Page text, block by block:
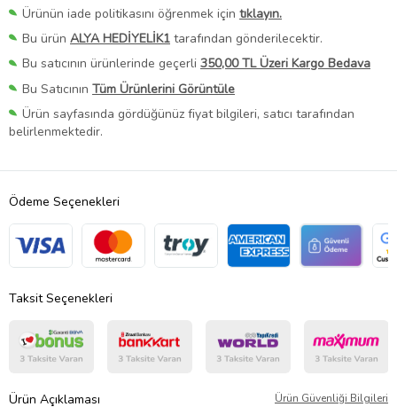
Ürünün iade politikasını öğrenmek için tıklayın.
Bu ürün ALYA HEDİYELİK1 tarafından gönderilecektir.
Bu satıcının ürünlerinde geçerli 350,00 TL Üzeri Kargo Bedava
Bu Satıcının Tüm Ürünlerini Görüntüle
Ürün sayfasında gördüğünüz fiyat bilgileri, satıcı tarafından
belirlenmektedir.
Ödeme Seçenekleri
Taksit Seçenekleri
Ürün Açıklaması Ürün Güvenliği Bilgileri